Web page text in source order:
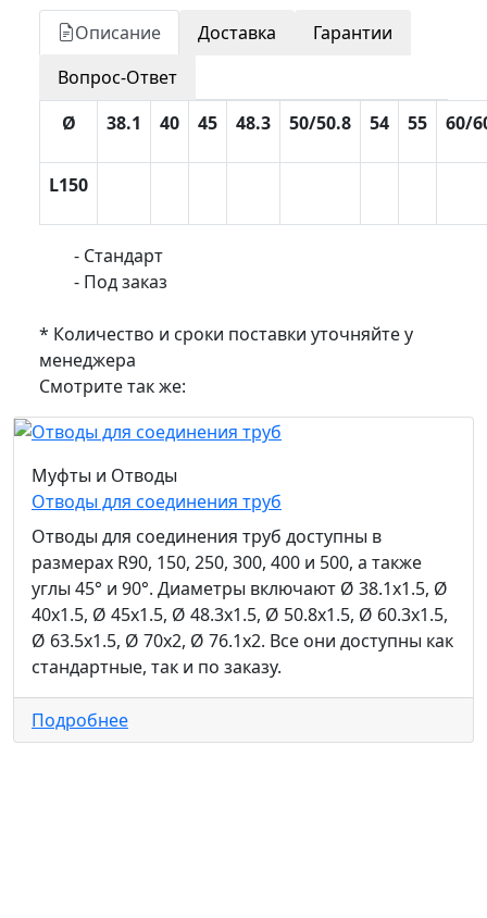
Описание Доставка
Гарантии
Вопрос-Ответ
Ø
38.1 40 45 48.3 50/50.8 54 55 60/
L150
- Стандарт
- Под заказ
* Количество и сроки поставки уточняйте у
менеджера
Смотрите так же:
Муфты и Отводы
Отводы для соединения труб
Отводы для соединения труб доступны в
размерах R90, 150, 250, 300, 400 и 500, а также
углы 45° и 90°. Диаметры включают Ø 38.1x1.5, Ø
40x1.5, Ø 45x1.5, Ø 48.3x1.5, Ø 50.8x1.5, Ø 60.3x1.5,
Ø 63.5x1.5, Ø 70x2, Ø 76.1x2. Все они доступны как
стандартные, так и по заказу.
Подробнее